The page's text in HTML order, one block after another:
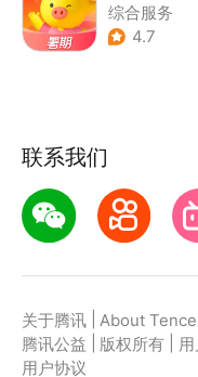
综合服务
4.7
联系我们
关于腾讯 About
腾讯公益
版权所有
用户协议